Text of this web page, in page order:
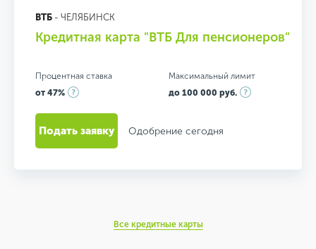
ВТБ - ЧЕЛЯБИНСК
Кредитная карта "ВТБ Для пенсионеров"
Процентная ставка
от 47%
Максимальный лимит
до 100 000 руб.
Подать заявку Одобрение сегодня
Все кредитные карты